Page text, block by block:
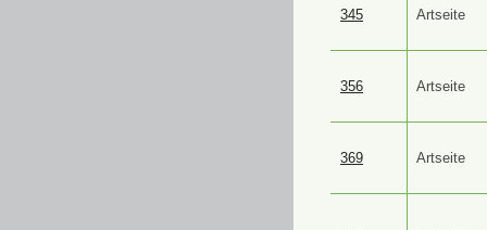
345 Artseite
356 Artseite
369 Artseite